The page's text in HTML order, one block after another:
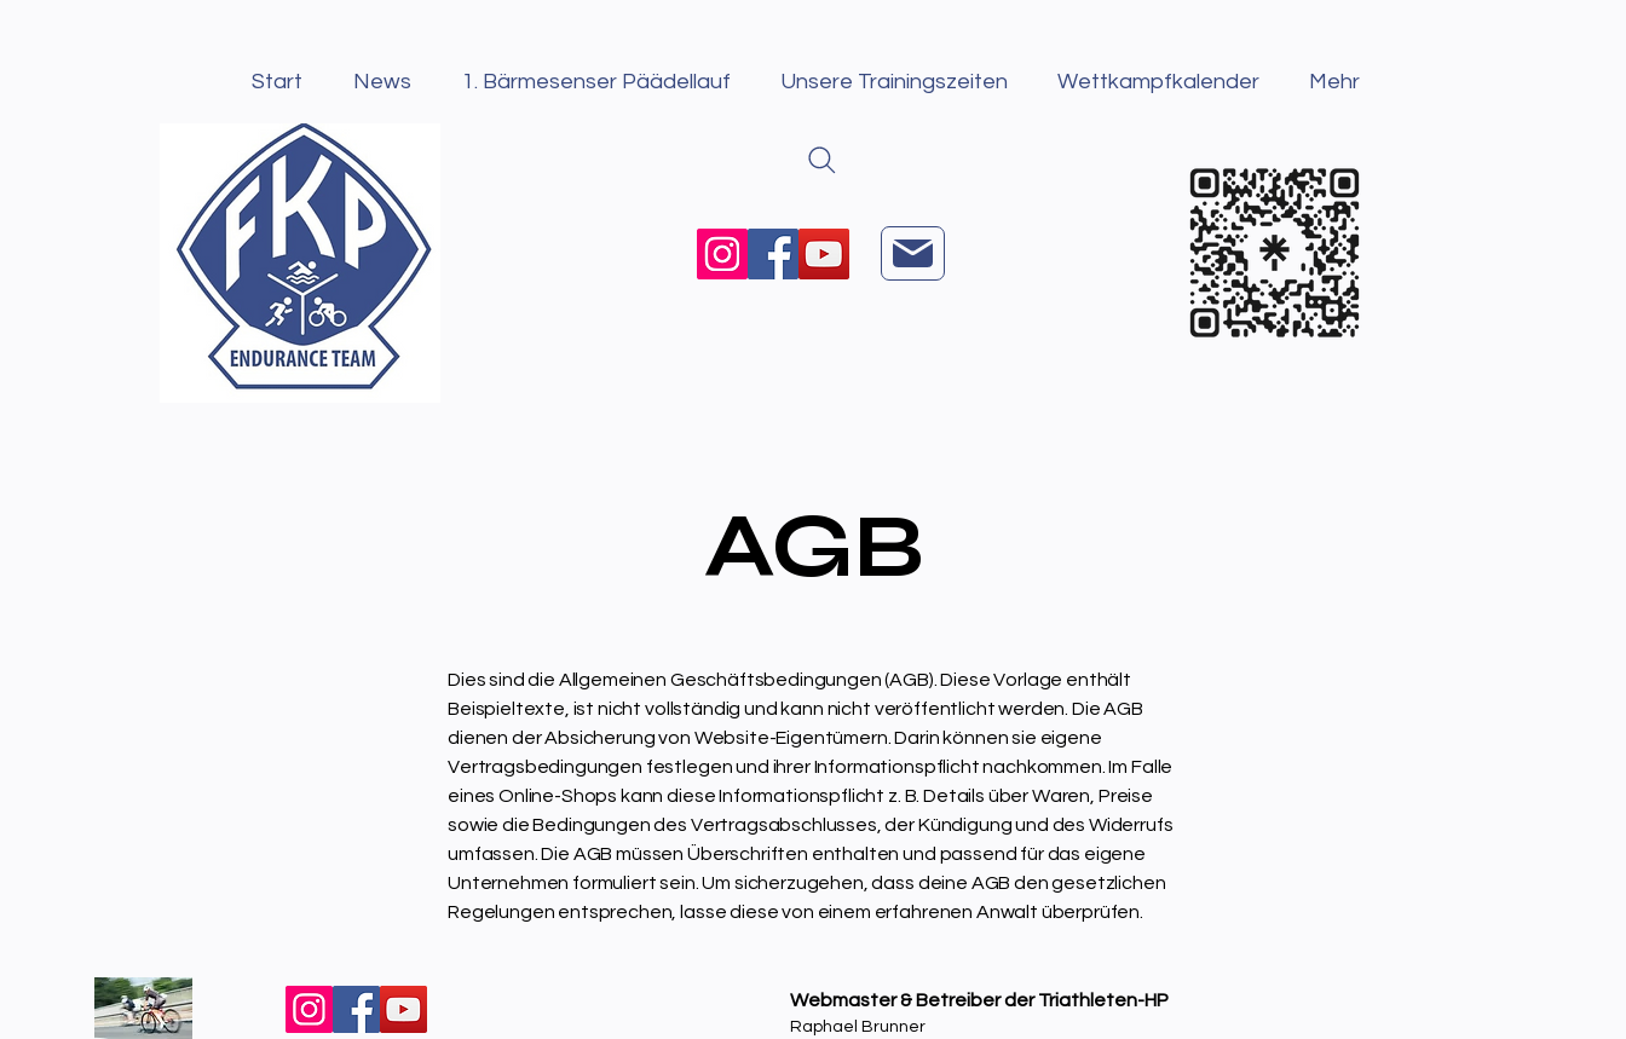
Start News 1. Bärmesenser Päädellauf Unsere Trainingszeiten Wettkampfkalender Mehr
AGB
Dies sind die Allgemeinen Geschäftsbedingungen (AGB). Diese Vorlage enthält
Beispieltexte, ist nicht vollständig und kann nicht veröffentlicht werden. Die AGB
dienen der Absicherung von Website-Eigentümern. Darin können sie eigene
Vertragsbedingungen festlegen und ihrer Informationspflicht nachkommen. Im Falle
eines Online-Shops kann diese Informationspflicht z. B. Details über Waren, Preise
sowie die Bedingungen des Vertragsabschlusses, der Kündigung und des Widerrufs
umfassen. Die AGB müssen Überschriften enthalten und passend für das eigene
Unternehmen formuliert sein. Um sicherzugehen, dass deine AGB den gesetzlichen
Regelungen entsprechen, lasse diese von einem erfahrenen Anwalt überprüfen.
Webmaster & Betreiber der Triathleten-HP
Raphael Brunner